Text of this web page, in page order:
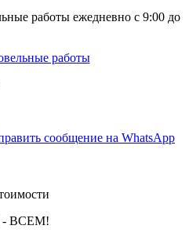
работы ежедневно c 9:00 до
работы
- ВСЕМ!